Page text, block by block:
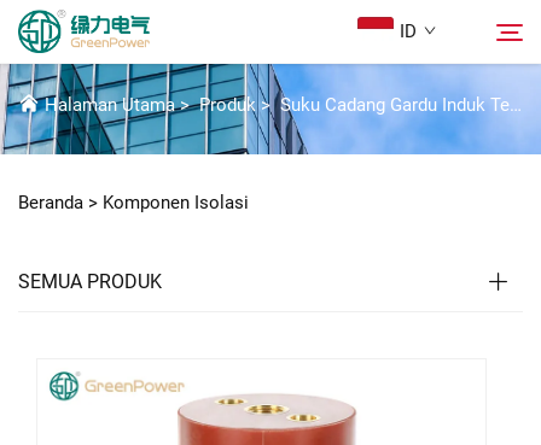
ID
Produk
Tentang Kami
Solusi
KOMPONEN ISOLASI
Halaman Utama>Produk >Suku Cadang Gardu Induk Tegangan Tinggi
Beranda > Komponen Isolasi
SEMUA PRODUK